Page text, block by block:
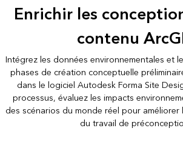
Enrichir les
contenu
Intégrez les données environnementales et
phases de création conceptuelle
dans le logiciel Autodesk Forma Site
processus, évaluez les impacts
des scénarios du monde réel pour
du travail de